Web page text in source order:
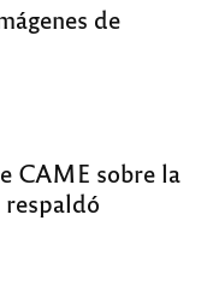
de
CAME sobre la